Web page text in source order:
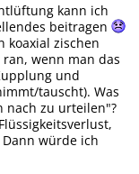
kann ich
beitragen
koaxial zischen
wenn man das
und
tauscht). Was
nach zu urteilen"?
würde ich